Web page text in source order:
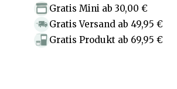
Gratis Mini ab 30,00 €
Gratis Versand ab 49,95 €
Gratis Produkt ab 69,95 €